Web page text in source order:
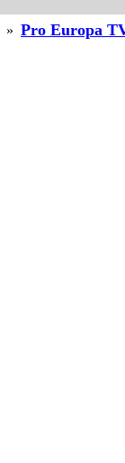
» Pro Europa